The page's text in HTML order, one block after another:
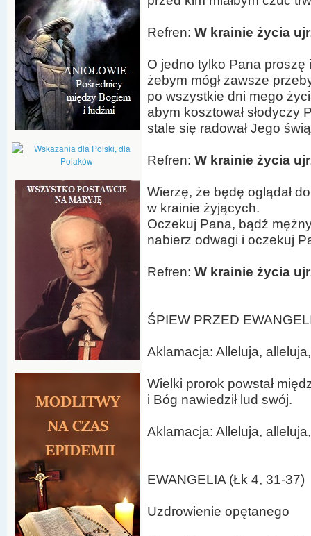
Refren: W krainie życia
O jedno tylko Pana proszę
żebym mógł zawsze
po wszystkie dni mego
abym kosztował słodyczy
stale się radował Jego
Refren: W krainie życia
Wierzę, że będę oglądał
w krainie żyjących.
Oczekuj Pana, bądź
nabierz odwagi i oczekuj
Refren: W krainie życia
ŚPIEW PRZED
Aklamacja: Alleluja,
Wielki prorok powstał
i Bóg nawiedził lud swój.
Aklamacja: Alleluja,
EWANGELIA (Łk 4, 31-37)
Uzdrowienie opętanego